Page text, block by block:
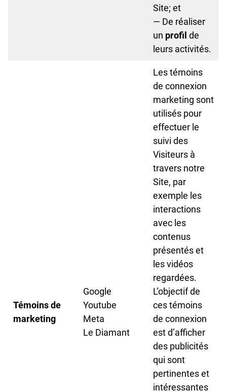
Site; et
— De réaliser
un profil de
leurs activités.
Témoins de
marketing
Google
Youtube
Meta
Le Diamant
Les témoins
de connexion
marketing sont
utilisés pour
effectuer le
suivi des
Visiteurs à
travers notre
Site, par
exemple les
interactions
avec les
contenus
présentés et
les vidéos
regardées.
L’objectif de
ces témoins
de connexion
est d’afficher
des publicités
qui sont
pertinentes et
intéressantes